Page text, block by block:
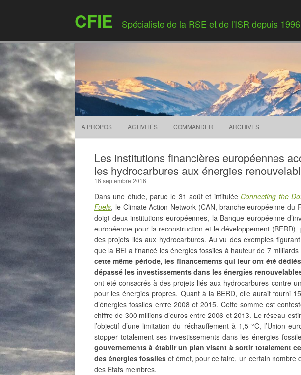
CFIE Spécialiste de la RSE et de l'ISR depuis 1996
A PROPOS ACTIVITÉS COMMANDER ARCHIVES
Les institutions financières européennes
les hydrocarbures aux énergies
16 septembre 2016
Dans une étude, parue le 31 août et intitulée Connecting the
Fuels, le Climate Action Network (CAN, branche européenne du
doigt deux institutions européennes, la Banque européenne
européenne pour la reconstruction et le développement
des projets liés aux hydrocarbures. Au vu des exemples
que la BEI a financé les énergies fossiles à hauteur de 7
cette même période, les financements qui leur ont été
dépassé les investissements dans les énergies
ont été consacrés à des projets liés aux hydrocarbures contre
pour les énergies propres. Quant à la BERD, elle aurait fourni
d’énergies fossiles entre 2008 et 2015. Cette somme est
chiffre de 300 millions d’euros entre 2006 et 2013. Le réseau
l’objectif d’une limitation du réchauffement à 1,5 °C, l’Union
stopper totalement ses investissements dans les énergies
gouvernements à établir un plan visant à sortir totalement
des énergies fossiles et émet, pour ce faire, un certain nombre
des Etats membres.